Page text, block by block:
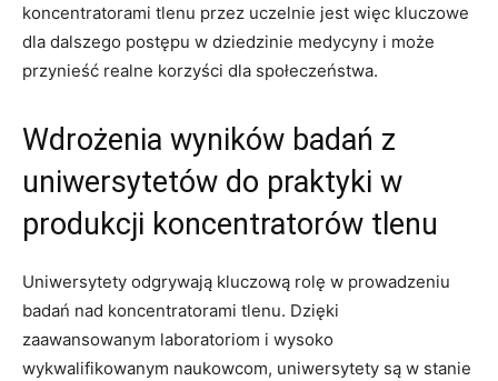
koncentratorami tlenu przez uczelnie jest więc kluczowe
dla dalszego postępu w dziedzinie medycyny ⁤i może
przynieść realne‍ korzyści dla społeczeństwa.
Wdrożenia wyników badań z
uniwersytetów do​ praktyki w
produkcji koncentratorów ‌tlenu
Uniwersytety odgrywają kluczową⁢ rolę w prowadzeniu ​
badań nad koncentratorami​ tlenu. Dzięki
zaawansowanym laboratoriom‍ i wysoko
wykwalifikowanym naukowcom, uniwersytety są w stanie